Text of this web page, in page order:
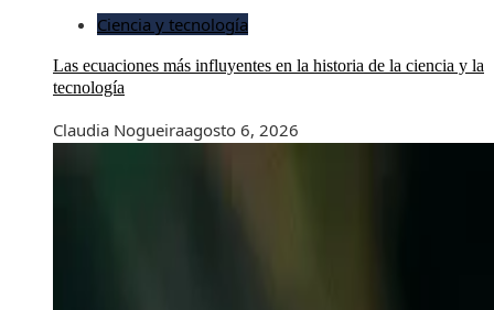
Ciencia y tecnología
Las ecuaciones más influyentes en la historia de la ciencia y la
tecnología
Claudia Nogueiraagosto 6, 2026